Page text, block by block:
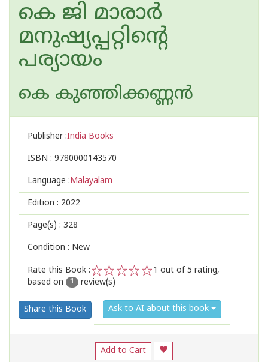
കെ ജി മാരാര്‍
മനുഷ്യപ്പറ്റിന്റെ
പര്യായം
കെ കുഞ്ഞിക്കണ്ണന്‍
Publisher :India Books
ISBN : 9780000143570
Language :Malayalam
Edition : 2022
Page(s) : 328
Condition : New
Rate this Book :
2
1
1 out of 5 rating,
based on
1 review(s)
Share this Book Ask to AI about this book
Add to Cart